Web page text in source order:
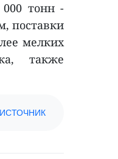
тонн -
поставки
мелких
также